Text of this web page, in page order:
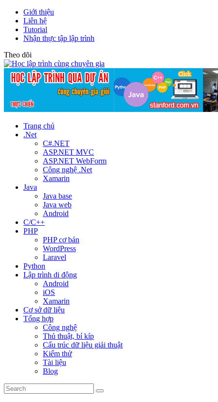
Giới thiệu
Liên hệ
Tutorial
Nhận thực tập lập trình
Theo dõi
Trang chủ
.Net
C#.NET
ASP.NET MVC
ASP.NET WebForm
Công nghệ .Net
Xamarin
Java
Java base
Java web
Android
C/C++
PHP
PHP cơ bản
WordPress
Laravel
Python
Lập trình di động
Android
iOS
Xamarin
Cơ sở dữ liệu
Tổng hợp
Công nghệ
Thủ thuật, bí kíp
Cấu trúc dữ liệu giải thuật
Kiểm thử
Tài liệu
Blog